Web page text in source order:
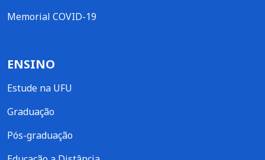
Memorial COVID-19
ENSINO
Estude na UFU
Graduação
Pós-graduação